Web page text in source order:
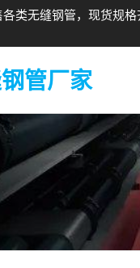
类无缝钢管，现货规
管厂家